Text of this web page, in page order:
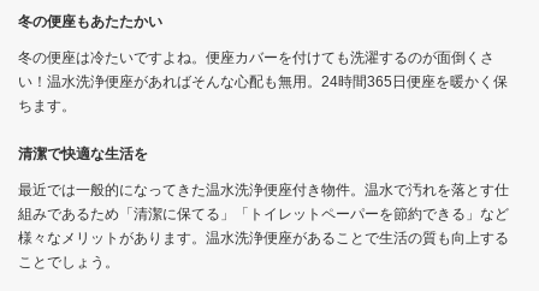
冬の便座もあたたかい
冬の便座は冷たいですよね。便座カバーを付けても洗濯するのが面倒くさ
い！温水洗浄便座があればそんな心配も無用。24時間365日便座を暖かく保
ちます。
清潔で快適な生活を
最近では一般的になってきた温水洗浄便座付き物件。温水で汚れを落とす仕
組みであるため「清潔に保てる」「トイレットペーパーを節約できる」など
様々なメリットがあります。温水洗浄便座があることで生活の質も向上する
ことでしょう。